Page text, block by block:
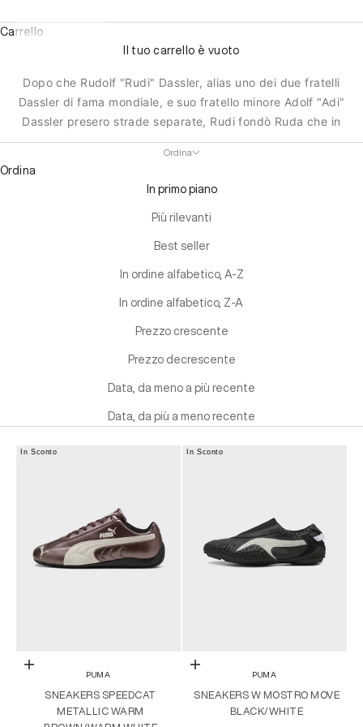
Carrello
Il tuo carrello è vuoto
Dopo che Rudolf "Rudi" Dassler, alias uno dei due fratelli
Dassler di fama mondiale, e suo fratello minore Adolf "Adi"
Dassler presero strade separate, Rudi fondò Ruda che in
seguito divenne PUMA nel 1948. Con un focus sulle
scarpe da calcio degli anni '50 come le “SUPER ATOM”
logo corrispondente, creato da Lutz Backes, fumettista di
Norimberga. Con scarpe chiodate, come quelle da calcio,
e scarpe da corsa di atletica leggera già nella line-up,
Frazier, una stella del basket, alla ricerca di una scarpa
speciale da poter utilizzare in campo. È nato il Puma
Drechsler, la tecnologia Trinomic e PUMA Disc, gli anni '80
e '90 furono pieni di momenti salienti. Oggi, Puma ha
alle versioni PUMA in edizione limitata e silhouette
contemporanee
Ordina
Ordina
In primo piano
Più rilevanti
Best seller
In ordine alfabetico, A-Z
In ordine alfabetico, Z-A
Prezzo crescente
Prezzo decrescente
Data, da meno a più recente
Data, da più a meno recente
In Sconto
Scegli le opzioni
PUMA
SNEAKERS SPEEDCAT
METALLIC WARM
In Sconto
Scegli le opzioni
PUMA
SNEAKERS W MOSTRO MOVE
BLACK/WHITE